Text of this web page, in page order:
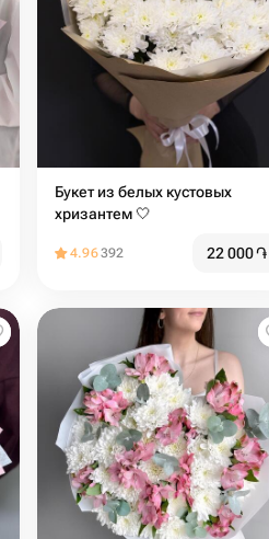
Букет из белых кустовых
хризантем 🤍
4.96392 22 000֏